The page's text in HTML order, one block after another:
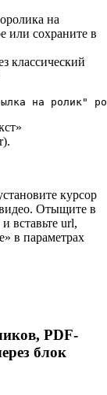
на
или сохраните в
классический
на ролик"
курсор
видео. Отыщите в
вставьте url,
в параметрах
PDF-
блок